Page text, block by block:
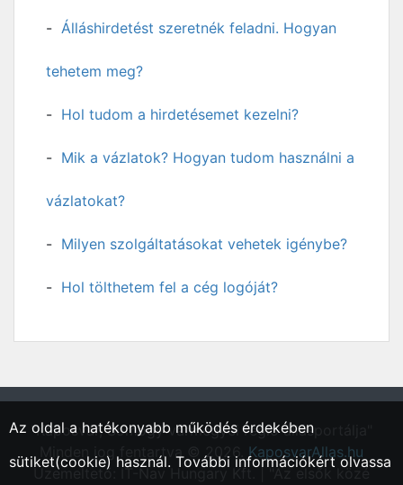
Álláshirdetést szeretnék feladni. Hogyan
tehetem meg?
Hol tudom a hirdetésemet kezelni?
Mik a vázlatok? Hogyan tudom használni a
vázlatokat?
Milyen szolgáltatásokat vehetek igénybe?
Hol tölthetem fel a cég logóját?
"Kaposvár, Somogy vármegyei régió állásportálja"
Minden jog fentartva © 2026. KaposvarAllas.hu
Üzemeltető: IT-Nav Hungary Kft. | "Az elsők közé
Az oldal a hatékonyabb működés érdekében
sütiket(cookie) használ. További információkért olvassa